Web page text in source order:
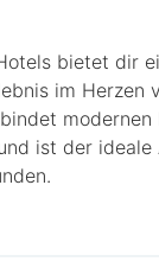
bietet dir
im Herzen
ist der ideale